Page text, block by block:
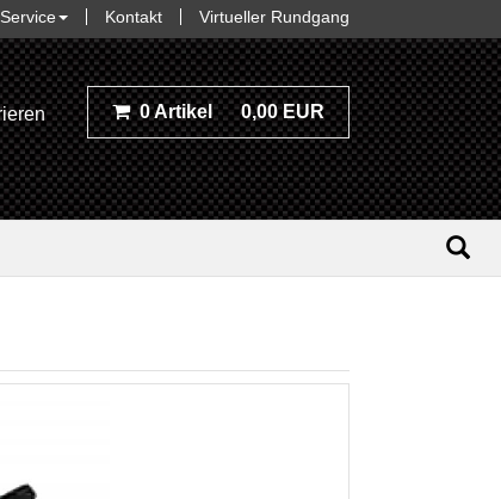
Service Kontakt Virtueller Rundgang
0 Artikel 0,00 EUR